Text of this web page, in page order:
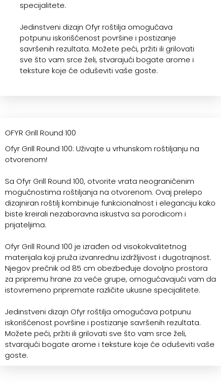
specijalitete.
Jedinstveni dizajn Ofyr roštilja omogućava
potpunu iskorišćenost površine i postizanje
savršenih rezultata. Možete peći, pržiti ili grilovati
sve što vam srce želi, stvarajući bogate arome i
teksture koje će oduševiti vaše goste.
OFYR Grill Round 100
Ofyr Grill Round 100: Uživajte u vrhunskom roštiljanju na
otvorenom!
Sa Ofyr Grill Round 100, otvorite vrata neograničenim
mogućnostima roštiljanja na otvorenom. Ovaj prelepo
dizajniran roštilj kombinuje funkcionalnost i eleganciju kako
biste kreirali nezaboravna iskustva sa porodicom i
prijateljima.
Ofyr Grill Round 100 je izrađen od visokokvalitetnog
materijala koji pruža izvanrednu izdržljivost i dugotrajnost.
Njegov prečnik od 85 cm obezbeđuje dovoljno prostora
za pripremu hrane za veće grupe, omogućavajući vam da
istovremeno pripremate različite ukusne specijalitete.
Jedinstveni dizajn Ofyr roštilja omogućava potpunu
iskorišćenost površine i postizanje savršenih rezultata.
Možete peći, pržiti ili grilovati sve što vam srce želi,
stvarajući bogate arome i teksture koje će oduševiti vaše
goste.